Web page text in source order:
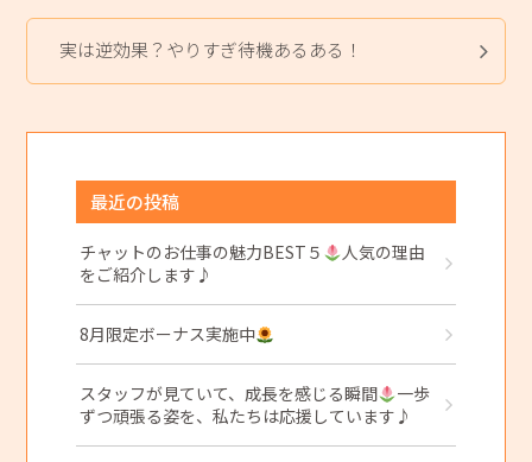
実は逆効果？やりすぎ待機あるある！
最近の投稿
チャットのお仕事の魅力BEST５
人気の理由
をご紹介します♪
8月限定ボーナス実施中
スタッフが見ていて、成長を感じる瞬間
一歩
ずつ頑張る姿を、私たちは応援しています♪